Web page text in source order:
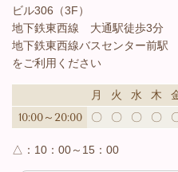
ビル306（3F）
地下鉄東西線 大通駅徒歩3分
地下鉄東西線バスセンター前
をご利用ください
月 火 水 木
10:00～20:00
〇 〇 〇 〇
△： 10：00～15：00